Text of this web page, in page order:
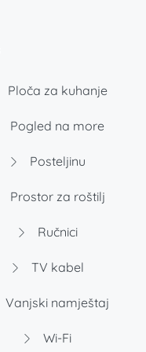
Ploča za kuhanje
Pogled na more
Posteljinu
Prostor za roštilj
Ručnici
TV kabel
Vanjski namještaj
Wi-Fi